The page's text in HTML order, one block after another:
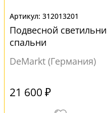
312013201
Подвесной
спальни
DeMarkt (Германия)
21 600 ₽